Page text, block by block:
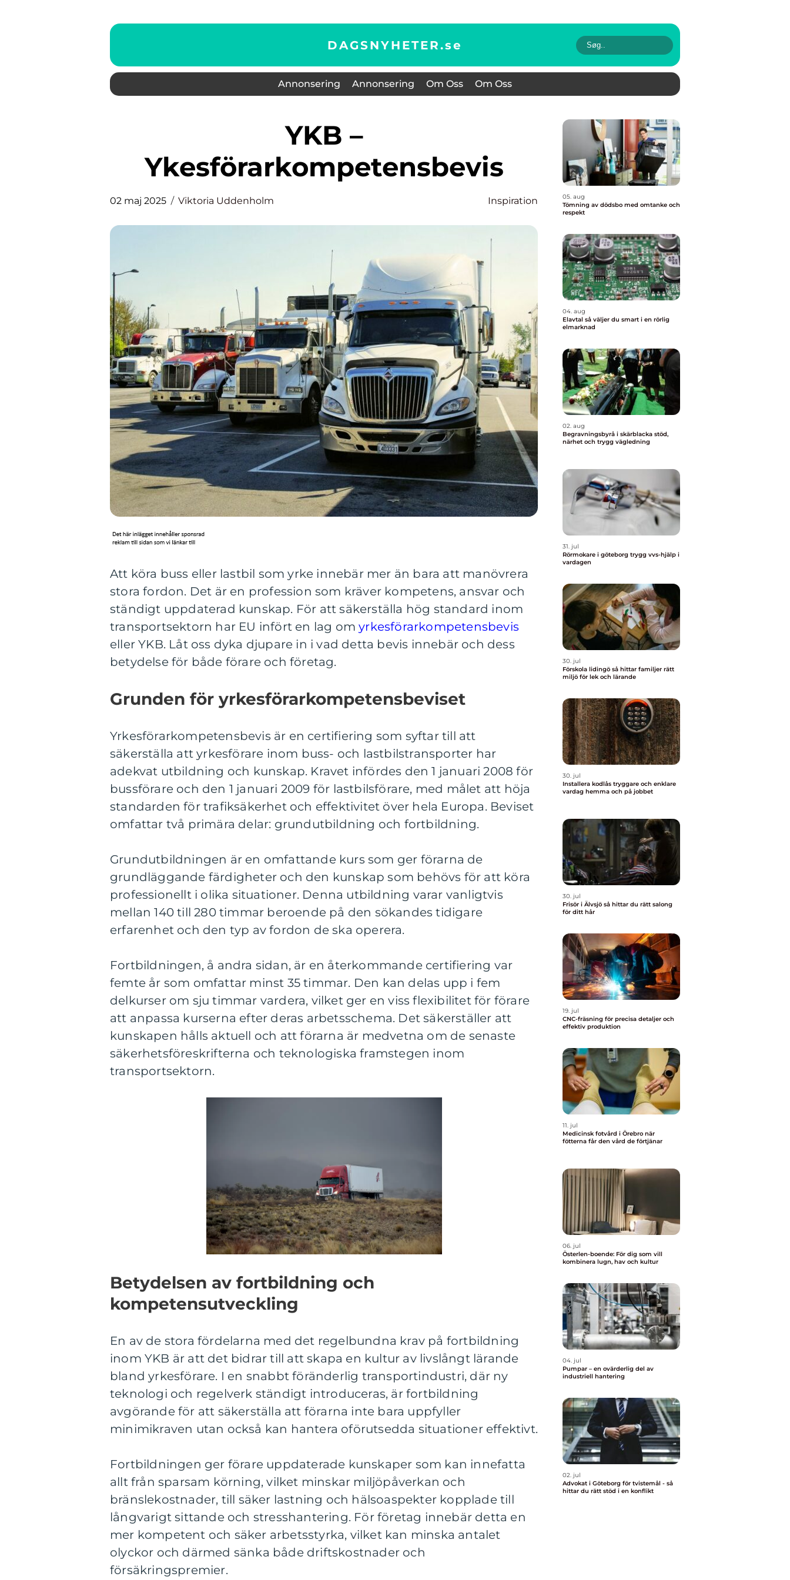
DAGSNYHETER.se
Annonsering Annonsering Om Oss Om Oss
YKB –
Ykesförarkompetensbevis
02 maj 2025 Viktoria Uddenholm Inspiration
Att köra buss eller lastbil som yrke innebär mer än bara att manövrera
stora fordon. Det är en profession som kräver kompetens, ansvar och
ständigt uppdaterad kunskap. För att säkerställa hög standard inom
transportsektorn har EU infört en lag omyrkesförarkompetensbevis
eller YKB. Låt oss dyka djupare in i vad detta bevis innebär och dess
betydelse för både förare och företag.
Grunden för yrkesförarkompetensbeviset
Yrkesförarkompetensbevis är en certifiering som syftar till att
säkerställa att yrkesförare inom buss- och lastbilstransporter har
adekvat utbildning och kunskap. Kravet infördes den 1 januari 2008 för
bussförare och den 1 januari 2009 för lastbilsförare, med målet att höja
standarden för trafiksäkerhet och effektivitet över hela Europa. Beviset
omfattar två primära delar: grundutbildning och fortbildning.
Grundutbildningen är en omfattande kurs som ger förarna de
grundläggande färdigheter och den kunskap som behövs för att köra
professionellt i olika situationer. Denna utbildning varar vanligtvis
mellan 140 till 280 timmar beroende på den sökandes tidigare
erfarenhet och den typ av fordon de ska operera.
Fortbildningen, å andra sidan, är en återkommande certifiering var
femte år som omfattar minst 35 timmar. Den kan delas upp i fem
delkurser om sju timmar vardera, vilket ger en viss flexibilitet för förare
att anpassa kurserna efter deras arbetsschema. Det säkerställer att
kunskapen hålls aktuell och att förarna är medvetna om de senaste
säkerhetsföreskrifterna och teknologiska framstegen inom
transportsektorn.
Betydelsen av fortbildning och
kompetensutveckling
En av de stora fördelarna med det regelbundna krav på fortbildning
inom YKB är att det bidrar till att skapa en kultur av livslångt lärande
bland yrkesförare. I en snabbt föränderlig transportindustri, där ny
teknologi och regelverk ständigt introduceras, är fortbildning
avgörande för att säkerställa att förarna inte bara uppfyller
minimikraven utan också kan hantera oförutsedda situationer effektivt.
Fortbildningen ger förare uppdaterade kunskaper som kan innefatta
allt från sparsam körning, vilket minskar miljöpåverkan och
bränslekostnader, till säker lastning och hälsoaspekter kopplade till
långvarigt sittande och stresshantering. För företag innebär detta en
mer kompetent och säker arbetsstyrka, vilket kan minska antalet
olyckor och därmed sänka både driftskostnader och
försäkringspremier.
05. aug
Tömning av dödsbo med omtanke och
respekt
04. aug
Elavtal så väljer du smart i en rörlig
elmarknad
02. aug
Begravningsbyrå i skärblacka stöd,
närhet och trygg vägledning
31. jul
Rörmokare i göteborg trygg vvs-hjälp i
vardagen
30. jul
Förskola lidingö så hittar familjer rätt
miljö för lek och lärande
30. jul
Installera kodlås tryggare och enklare
vardag hemma och på jobbet
30. jul
Frisör i Älvsjö så hittar du rätt salong
för ditt hår
19. jul
CNC-fräsning för precisa detaljer och
effektiv produktion
11. jul
Medicinsk fotvård i Örebro när
fötterna får den vård de förtjänar
06. jul
Österlen-boende: För dig som vill
kombinera lugn, hav och kultur
04. jul
Pumpar – en ovärderlig del av
industriell hantering
02. jul
Advokat i Göteborg för tvistemål - så
hittar du rätt stöd i en konflikt